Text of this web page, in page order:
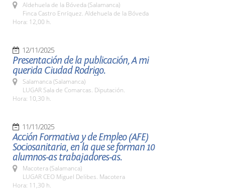
Aldehuela de la Bóveda (Salamanca)
Finca Castro Enríquez. Aldehuela de la Bóveda
Hora: 12,00 h.
12/11/2025
Presentación de la publicación, A mi
querida Ciudad Rodrigo.
Salamanca (Salamanca)
LUGAR Sala de Comarcas. Diputación.
Hora: 10,30 h.
11/11/2025
Acción Formativa y de Empleo (AFE)
Sociosanitaria, en la que se forman 10
alumnos-as trabajadores-as.
Macotera (Salamanca)
LUGAR CEO Miguel Delibes. Macotera
Hora: 11,30 h.